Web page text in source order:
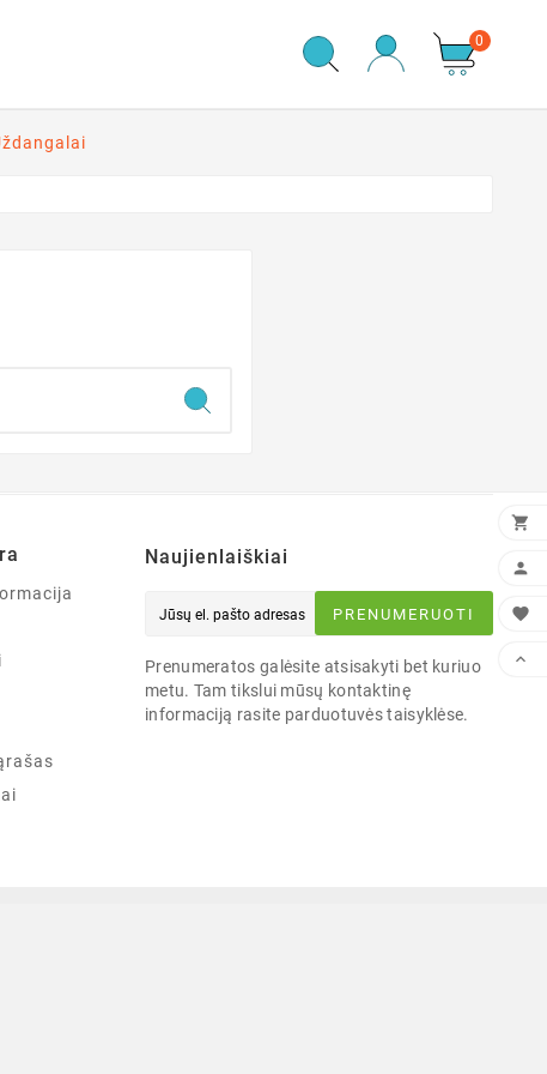
0
Naujienlaiškiai
PRENUMERUOTI
Prenumeratos galėsite atsisakyti bet kuriuo
metu. Tam tikslui mūsų kontaktinę
informaciją rasite parduotuvės taisyklėse.



